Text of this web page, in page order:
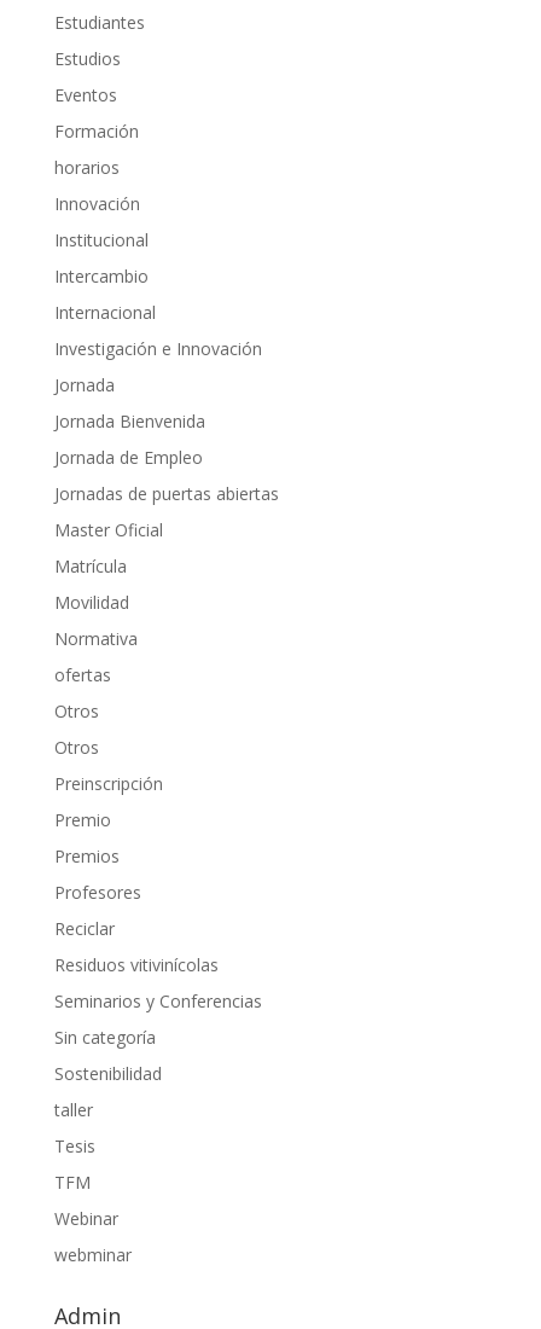
Estudiantes
Estudios
Eventos
Formación
horarios
Innovación
Institucional
Intercambio
Internacional
Investigación e Innovación
Jornada
Jornada Bienvenida
Jornada de Empleo
Jornadas de puertas abiertas
Master Oficial
Matrícula
Movilidad
Normativa
ofertas
Otros
Otros
Preinscripción
Premio
Premios
Profesores
Reciclar
Residuos vitivinícolas
Seminarios y Conferencias
Sin categoría
Sostenibilidad
taller
Tesis
TFM
Webinar
webminar
Admin